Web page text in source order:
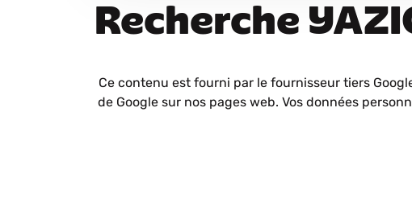
Recherche
Ce contenu est fourni par le fournisseur tiers
de Google sur nos pages web. Vos données